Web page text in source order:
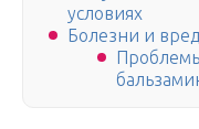
условиях
Болезни и